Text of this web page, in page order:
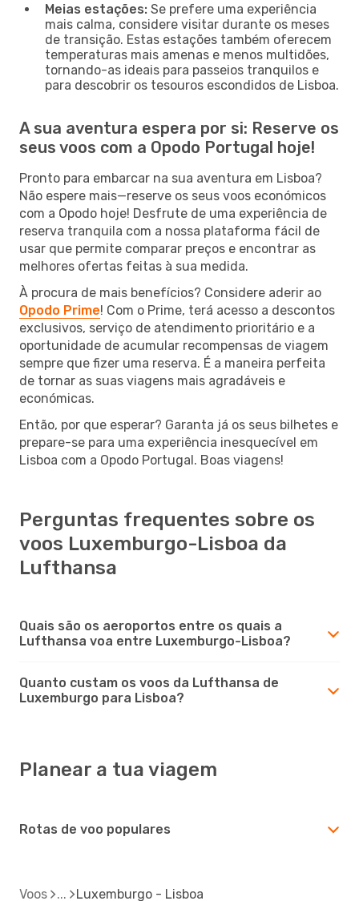
Meias estações: Se prefere uma experiência
mais calma, considere visitar durante os meses
de transição. Estas estações também oferecem
temperaturas mais amenas e menos multidões,
tornando-as ideais para passeios tranquilos e
para descobrir os tesouros escondidos de Lisboa.
A sua aventura espera por si: Reserve os
seus voos com a Opodo Portugal hoje!
Pronto para embarcar na sua aventura em Lisboa?
Não espere mais—reserve os seus voos económicos
com a Opodo hoje! Desfrute de uma experiência de
reserva tranquila com a nossa plataforma fácil de
usar que permite comparar preços e encontrar as
melhores ofertas feitas à sua medida.
À procura de mais benefícios? Considere aderir ao
Opodo Prime! Com o Prime, terá acesso a descontos
exclusivos, serviço de atendimento prioritário e a
oportunidade de acumular recompensas de viagem
sempre que fizer uma reserva. É a maneira perfeita
de tornar as suas viagens mais agradáveis e
económicas.
Então, por que esperar? Garanta já os seus bilhetes e
prepare-se para uma experiência inesquecível em
Lisboa com a Opodo Portugal. Boas viagens!
Perguntas frequentes sobre os
voos Luxemburgo-Lisboa da
Lufthansa
Quais são os aeroportos entre os quais a
Lufthansa voa entre Luxemburgo-Lisboa?
Quanto custam os voos da Lufthansa de
Luxemburgo para Lisboa?
Planear a tua viagem
Rotas de voo populares
Voos Luxemburgo - Lisboa